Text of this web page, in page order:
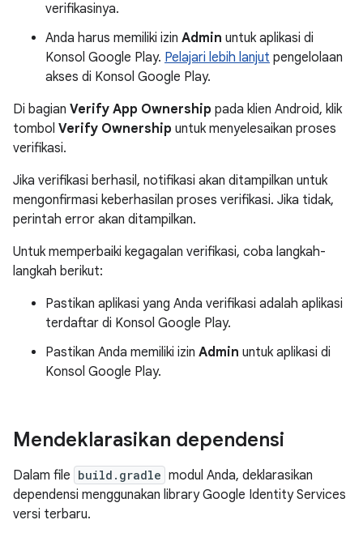
verifikasinya.
Anda harus memiliki izin Admin untuk aplikasi di
Konsol Google Play. Pelajari lebih lanjut pengelolaan
akses di Konsol Google Play.
Di bagian Verify App Ownership pada klien Android, klik
tombol Verify Ownership untuk menyelesaikan proses
verifikasi.
Jika verifikasi berhasil, notifikasi akan ditampilkan untuk
mengonfirmasi keberhasilan proses verifikasi. Jika tidak,
perintah error akan ditampilkan.
Untuk memperbaiki kegagalan verifikasi, coba langkah-
langkah berikut:
Pastikan aplikasi yang Anda verifikasi adalah aplikasi
terdaftar di Konsol Google Play.
Pastikan Anda memiliki izin Admin untuk aplikasi di
Konsol Google Play.
Mendeklarasikan dependensi
Dalam file build.gradle modul Anda, deklarasikan
dependensi menggunakan library Google Identity Services
versi terbaru.